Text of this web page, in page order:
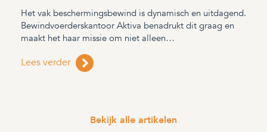
Het vak beschermingsbewind is dynamisch en uitdagend.
Bewindvoerderskantoor Aktiva benadrukt dit graag en
maakt het haar missie om niet alleen…
Lees verder
Bekijk alle artikelen